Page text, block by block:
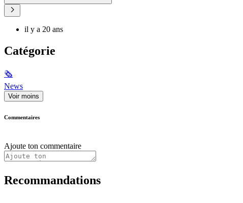
il y a 20 ans
Catégorie
🗞
News
Voir moins
Commentaires
Ajoute ton commentaire
Recommandations